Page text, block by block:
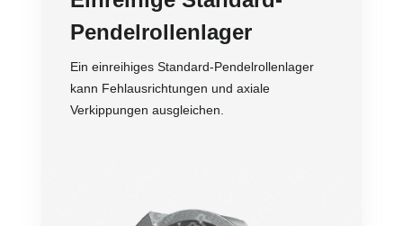
Pendelrollenlager
Ein einreihiges Standard-Pendelrollenlager
kann Fehlausrichtungen und axiale
Verkippungen ausgleichen.